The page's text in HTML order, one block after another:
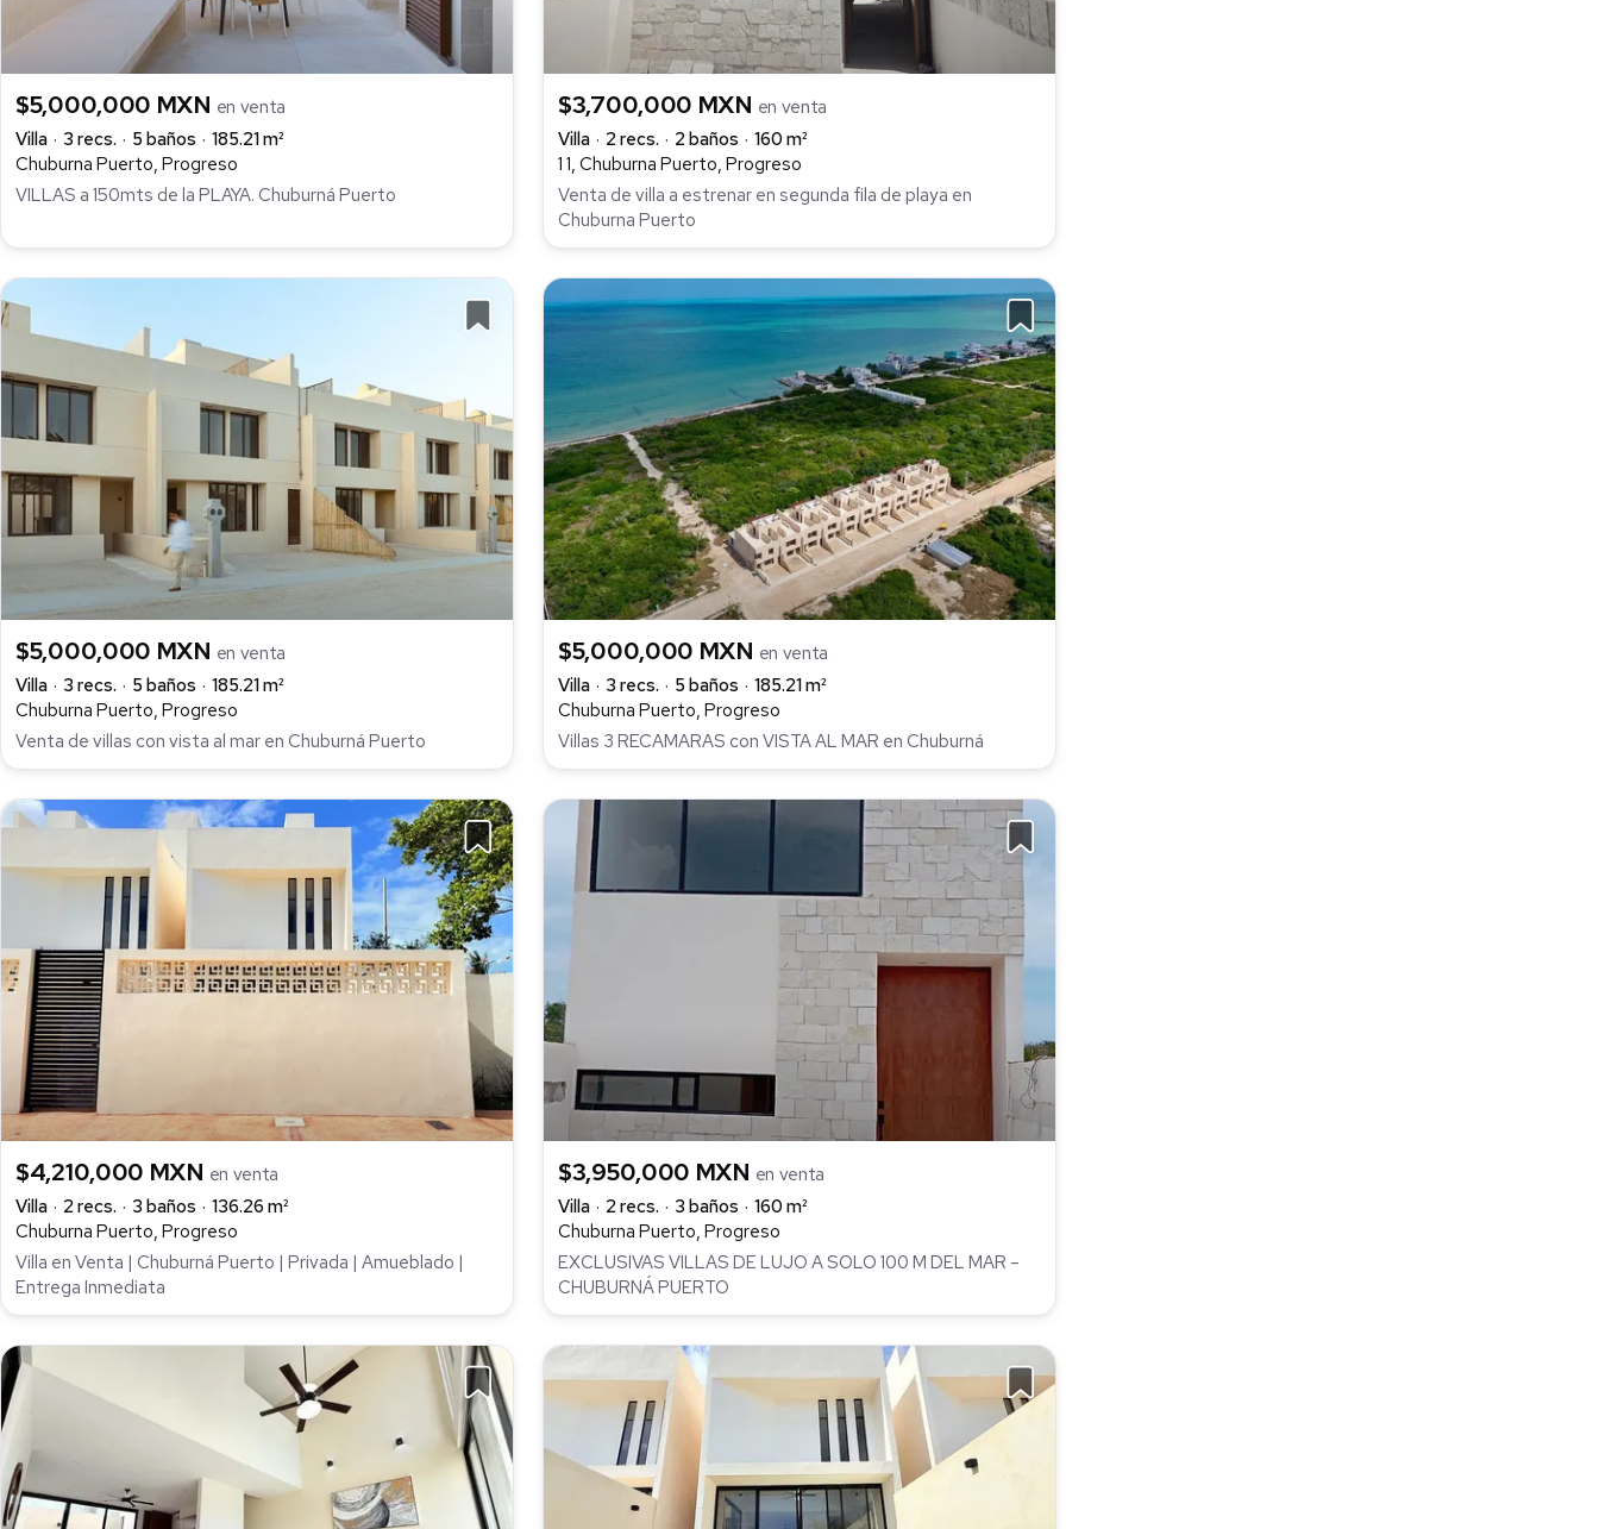
$5,000,000 MXN en venta
Villa
3 recs. 5 baños
185.21 m²
Chuburna Puerto, Progreso
VILLAS a 150mts de la PLAYA. Chuburná Puerto
$3,700,000 MXN en venta
Villa
2 recs. 2 baños
160 m²
1 1, Chuburna Puerto, Progreso
Venta de villa a estrenar en segunda fila de playa en
Chuburna Puerto
$5,000,000 MXN en venta
Villa
3 recs. 5 baños
185.21 m²
Chuburna Puerto, Progreso
Venta de villas con vista al mar en Chuburná Puerto
$5,000,000 MXN en venta
Villa
3 recs. 5 baños
185.21 m²
Chuburna Puerto, Progreso
Villas 3 RECAMARAS con VISTA AL MAR en Chuburná
$4,210,000 MXN en venta
Villa
2 recs. 3 baños
136.26 m²
Chuburna Puerto, Progreso
Villa en Venta | Chuburná Puerto | Privada | Amueblado |
Entrega Inmediata
$3,950,000 MXN en venta
Villa
2 recs. 3 baños
160 m²
Chuburna Puerto, Progreso
EXCLUSIVAS VILLAS DE LUJO A SOLO 100 M DEL MAR –
CHUBURNÁ PUERTO